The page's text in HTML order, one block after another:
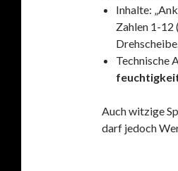
Inhalte:
Zahlen 1-12
Technische
Auch witzige
darf jedoch